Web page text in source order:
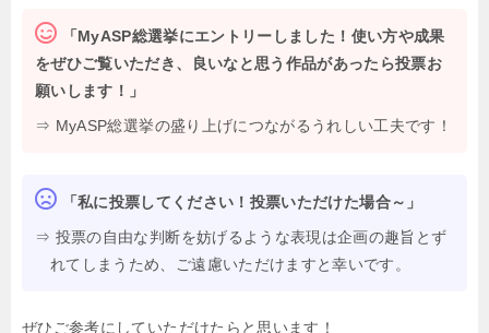
「MyASP総選挙にエントリーしました！使い方や成果
をぜひご覧いただき、良いなと思う作品があったら投票お
願いします！」
⇒ MyASP総選挙の盛り上げにつながるうれしい工夫です！
「私に投票してください！投票いただけた場合～」
⇒ 投票の自由な判断を妨げるような表現は企画の趣旨とず
れてしまうため、ご遠慮いただけますと幸いです。
ぜひご参考にしていただけたらと思います！